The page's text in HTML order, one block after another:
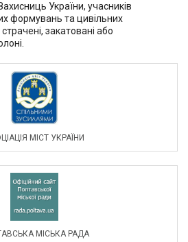
України, учасників
формувань та цивільних
страчені, закатовані або
МIСТ УКРАЇНИ
МІСЬКА РАДА